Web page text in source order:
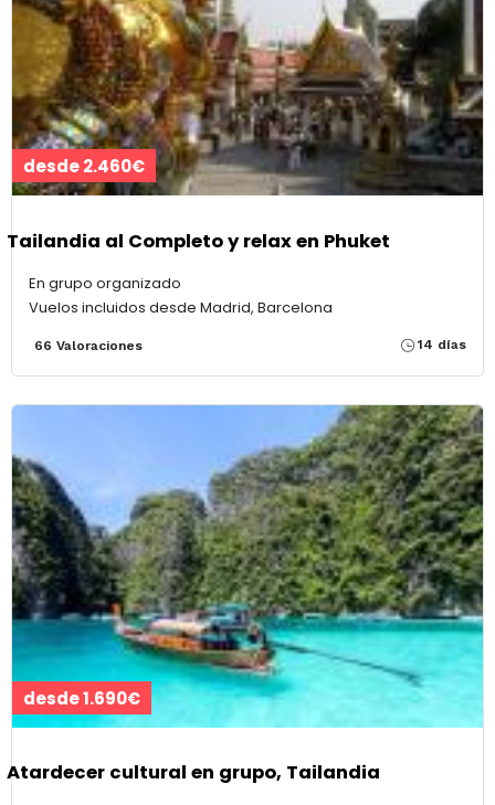
desde 2.460€
Tailandia al Completo y relax en Phuket
En grupo organizado
Vuelos incluidos desde Madrid, Barcelona
66 Valoraciones 14 días
desde 1.690€
Atardecer cultural en grupo, Tailandia